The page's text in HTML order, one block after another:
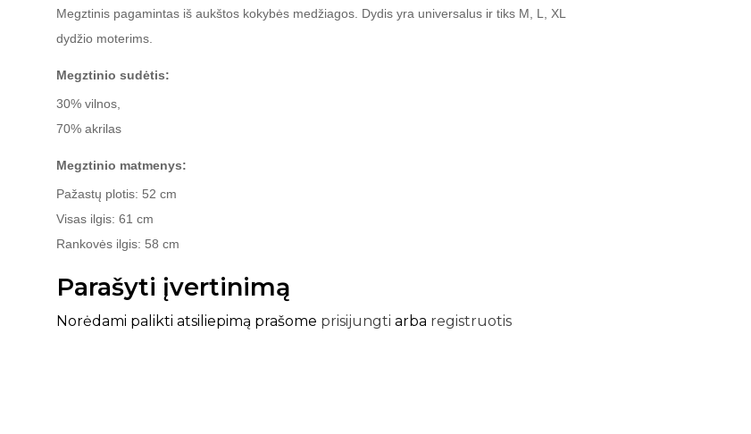
Megztinis pagamintas iš aukštos kokybės medžiagos. Dydis yra universalus ir tiks M, L, XL
dydžio moterims.
Megztinio sudėtis:
30% vilnos,
70% akrilas
Megztinio matmenys:
Pažastų plotis: 52 cm
Visas ilgis: 61 cm
Rankovės ilgis: 58 cm
Parašyti įvertinimą
Norėdami palikti atsiliepimą prašome prisijungti arba registruotis